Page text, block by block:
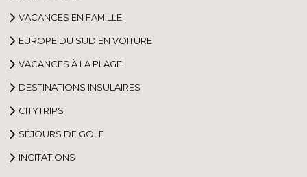
VACANCES EN FAMILLE
EUROPE DU SUD EN VOITURE
VACANCES À LA PLAGE
DESTINATIONS INSULAIRES
CITYTRIPS
SÉJOURS DE GOLF
INCITATIONS